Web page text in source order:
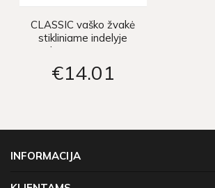
CLASSIC vaško žvakė
stikliniame indelyje
8xh10cm - BLACK
TULIP
€14 01
INFORMACIJA